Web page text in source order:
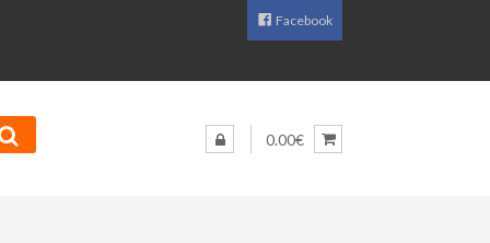
Facebook
0.00€